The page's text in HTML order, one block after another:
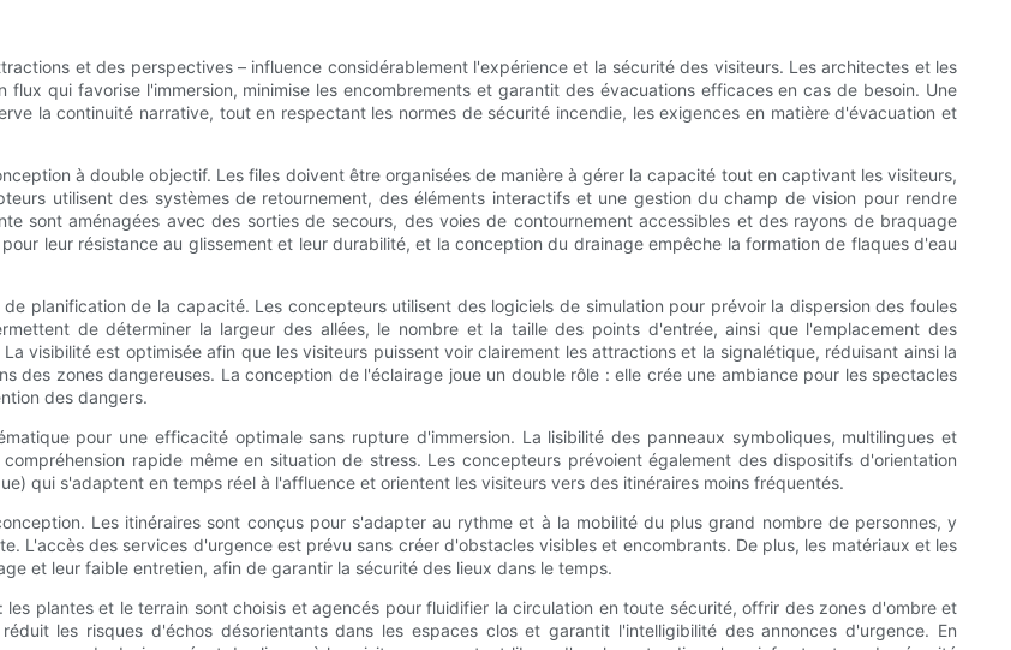
et des perspectives – influence considérablement l'expérience et la sécurité des visiteurs. Les architectes et les
qui favorise l'immersion, minimise les encombrements et garantit des évacuations efficaces en cas de besoin. Une
la continuité narrative, tout en respectant les normes de sécurité incendie, les exigences en matière d'évacuation et
à double objectif. Les files doivent être organisées de manière à gérer la capacité tout en captivant les visiteurs,
utilisent des systèmes de retournement, des éléments interactifs et une gestion du champ de vision pour rendre
sont aménagées avec des sorties de secours, des voies de contournement accessibles et des rayons de braquage
leur résistance au glissement et leur durabilité, et la conception du drainage empêche la formation de flaques d'eau
planification de la capacité. Les concepteurs utilisent des logiciels de simulation pour prévoir la dispersion des foules
de déterminer la largeur des allées, le nombre et la taille des points d'entrée, ainsi que l'emplacement des
visibilité est optimisée afin que les visiteurs puissent voir clairement les attractions et la signalétique, réduisant ainsi la
des zones dangereuses. La conception de l'éclairage joue un double rôle : elle crée une ambiance pour les spectacles
des dangers.
pour une efficacité optimale sans rupture d'immersion. La lisibilité des panneaux symboliques, multilingues et
rapide même en situation de stress. Les concepteurs prévoient également des dispositifs d'orientation
qui s'adaptent en temps réel à l'affluence et orientent les visiteurs vers des itinéraires moins fréquentés.
Les itinéraires sont conçus pour s'adapter au rythme et à la mobilité du plus grand nombre de personnes, y
L'accès des services d'urgence est prévu sans créer d'obstacles visibles et encombrants. De plus, les matériaux et les
et leur faible entretien, afin de garantir la sécurité des lieux dans le temps.
plantes et le terrain sont choisis et agencés pour fluidifier la circulation en toute sécurité, offrir des zones d'ombre et
les risques d'échos désorientants dans les espaces clos et garantit l'intelligibilité des annonces d'urgence. En